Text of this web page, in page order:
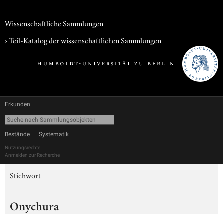
Wissenschaftliche Sammlungen
› Teil-Katalog der wissenschaftlichen Sammlungen
Erkunden
Bestände Systematik
Nutzungsrechte
Anmelden zur Recherche
Stichwort
Onychura